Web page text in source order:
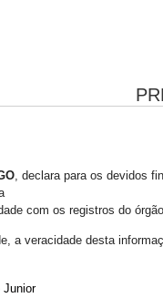
, declara para os devidos
com os registros do
a veracidade desta
Junior